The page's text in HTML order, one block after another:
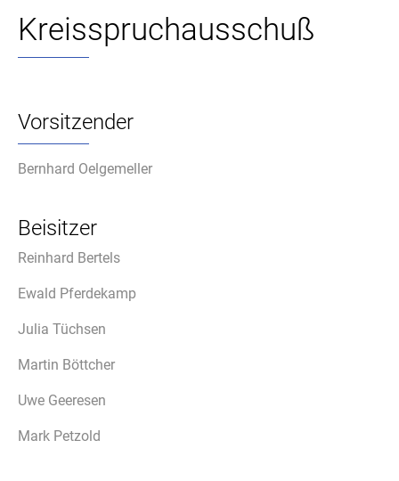
Kreisspruchausschuß
Vorsitzender
Bernhard Oelgemeller
Beisitzer
Reinhard Bertels
Ewald Pferdekamp
Julia Tüchsen
Martin Böttcher
Uwe Geeresen
Mark Petzold